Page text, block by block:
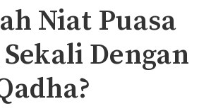
Niat Puasa
Dengan